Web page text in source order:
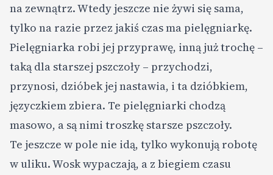
na zewnątrz. Wtedy jeszcze nie żywi się sama,
tylko na razie przez jakiś czas ma pielęgniarkę.
Pielęgniarka robi jej przyprawę, inną już trochę –
taką dla starszej pszczoły – przychodzi,
przynosi, dzióbek jej nastawia, i ta dzióbkiem,
języczkiem zbiera. Te pielęgniarki chodzą
masowo, a są nimi troszkę starsze pszczoły.
Te jeszcze w pole nie idą, tylko wykonują robotę
w uliku. Wosk wypaczają, a z biegiem czasu